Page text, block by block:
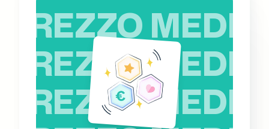
PREZZO MEDIO
PREZZO MEDIO
PREZZO MEDIO